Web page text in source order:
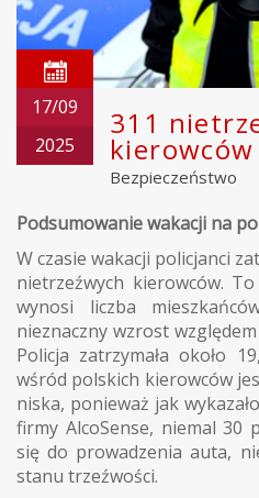
17/09
2025
311
Bezpieczeństwo
Podsumowanie wakacji na
W czasie wakacji policjanci
nietrzeźwych kierowców.
wynosi liczba
nieznaczny wzrost
Policja zatrzymała około
wśród polskich kierowców
niska, ponieważ jak
firmy AlcoSense, niemal 30
się do prowadzenia auta,
stanu trzeźwości.